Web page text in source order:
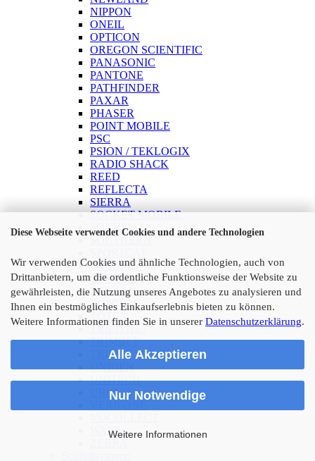
Diese Webseite verwendet Cookies und andere Technologien
Wir verwenden Cookies und ähnliche Technologien, auch von
Drittanbietern, um die ordentliche Funktionsweise der Website zu
gewährleisten, die Nutzung unseres Angebotes zu analysieren und
Ihnen ein bestmögliches Einkaufserlebnis bieten zu können.
Weitere Informationen finden Sie in unserer Datenschutzerklärung.
Alle Akzeptieren
Nur Notwendige
Weitere Informationen
NIPPON
ONEIL
OPTICON
OREGON SCIENTIFIC
PANASONIC
PANTONE
PATHFINDER
PAXAR
PHASER
POINT MOBILE
PSC
PSION / TEKLOGIX
RADIO SHACK
REED
REFLECTA
SIERRA
SOCKET MOBILE
SOKKIA
SUNMI
SYMBOL
TELXON
TOPCON
TOTEX
TRILITHIC
TRIMBLE
TRUNK TRACKERS
UNIDEN
UNITECH
UROVO
WASP